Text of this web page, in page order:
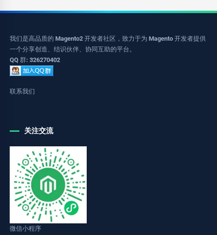
我们是高品质的 Magento2 开发者社区，致力于为 Magento 开发者提供
一个分享创造、结识伙伴、协同互助的平台。
QQ 群: 326270402
联系我们
关注交流
微信小程序